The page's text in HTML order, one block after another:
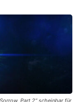
Part 2” scheinbar für